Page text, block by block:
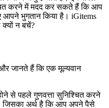
करने में मदद कर सकते हैं कि आप
आपने भुगतान किया है। iGitems
न बचें?
जानते हैं कि एक मूल्यवान
से पहले गुणवत्ता सुनिश्चित करने
जिसका अर्थ है कि आप अपने पैसे